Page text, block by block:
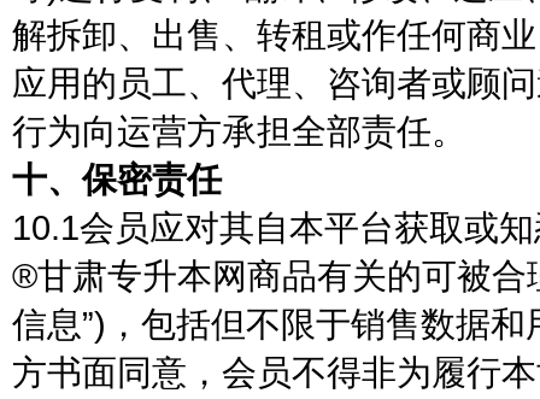
解拆卸、出售、转租或作任何商
应用的员工、代理、咨询者或顾
行为向运营方承担全部责任。
十、保密责任
10.1会员应对其自本平台获取或
®甘肃专升本网商品有关的可被合
信息”)，包括但不限于销售数据
方书面同意，会员不得非为履行